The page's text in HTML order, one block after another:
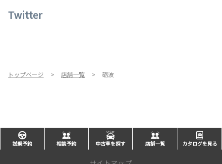
【商品力の向上】
【ウェルキャブ（メーカー完成特装車）、コンプリートカー“JUNO”】
- ベース車両と同様の一部改良を実施
※法人のお客様は、引き続き担当スタッフよりご連絡いたします。
Twitter
トップページ 店舗一覧 砺波
試乗予約 相談予約 中古車を探す 店舗一覧 カタログを見る